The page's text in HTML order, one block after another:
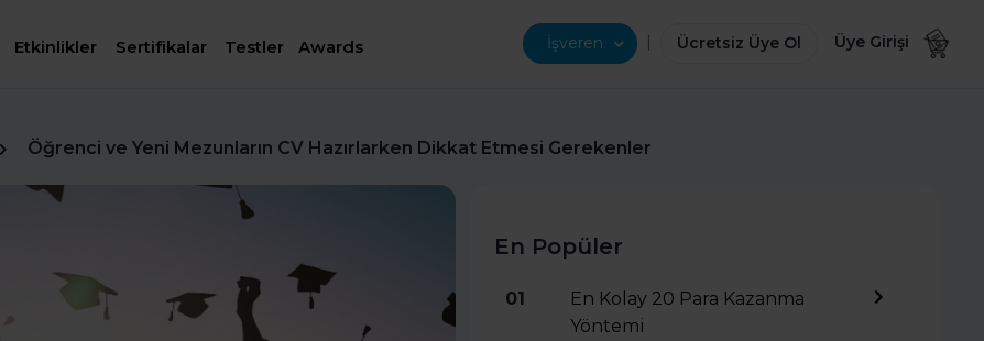
Etkinlikler Sertifikalar Testler Awards İşveren | Ücretsiz Üye Ol Üye Girişi
Öğrenci ve Yeni Mezunların CV Hazırlarken Dikkat Etmesi Gerekenler
En Popüler
01
En Kolay 20 Para Kazanma
Yöntemi